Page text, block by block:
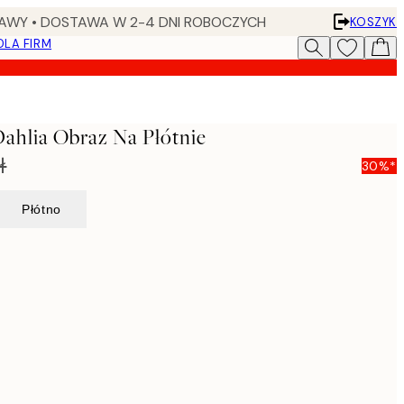
• DOSTAWA W 2-4 DNI ROBOCZYCH
KOSZYK
FIRM
Obraz Na Płótnie
30%*
Płótno